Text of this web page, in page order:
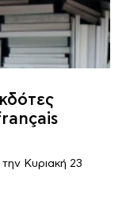
την Κυριακή 23